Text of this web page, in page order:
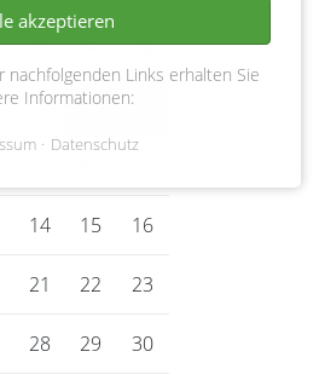
nnerstag
Freitag
Samstag
Sonntag
1 2
14 15 16
21 22 23
28 29 30
akzeptieren
nachfolgenden Links erhalten Sie
Informationen:
Datenschutz